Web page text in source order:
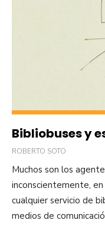
Bibliobuses y
ROBERTO SOTO
Muchos son los
inconscientemente,
cualquier servicio de
medios de